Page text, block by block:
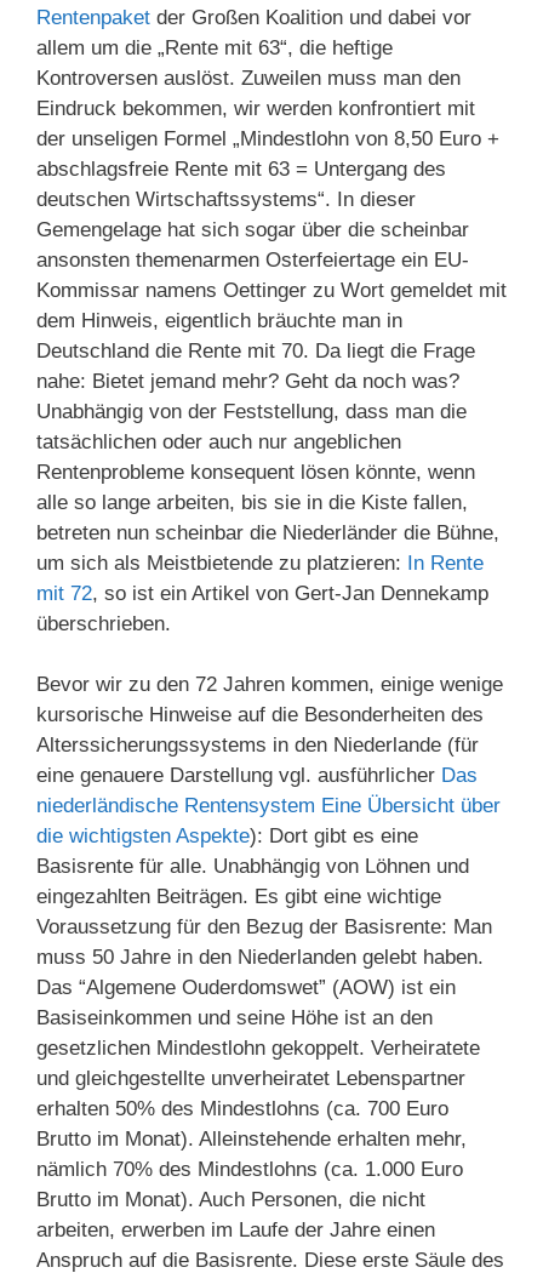
Rentenpaket der Großen Koalition und dabei vor
allem um die „Rente mit 63“, die heftige
Kontroversen auslöst. Zuweilen muss man den
Eindruck bekommen, wir werden konfrontiert mit
der unseligen Formel „Mindestlohn von 8,50 Euro +
abschlagsfreie Rente mit 63 = Untergang des
deutschen Wirtschaftssystems“. In dieser
Gemengelage hat sich sogar über die scheinbar
ansonsten themenarmen Osterfeiertage ein EU-
Kommissar namens Oettinger zu Wort gemeldet mit
dem Hinweis, eigentlich bräuchte man in
Deutschland die Rente mit 70. Da liegt die Frage
nahe: Bietet jemand mehr? Geht da noch was?
Unabhängig von der Feststellung, dass man die
tatsächlichen oder auch nur angeblichen
Rentenprobleme konsequent lösen könnte, wenn
alle so lange arbeiten, bis sie in die Kiste fallen,
betreten nun scheinbar die Niederländer die Bühne,
um sich als Meistbietende zu platzieren: In Rente
mit 72, so ist ein Artikel von Gert-Jan Dennekamp
überschrieben.
Bevor wir zu den 72 Jahren kommen, einige wenige
kursorische Hinweise auf die Besonderheiten des
Alterssicherungssystems in den Niederlande (für
eine genauere Darstellung vgl. ausführlicher Das
niederländische Rentensystem Eine Übersicht über
die wichtigsten Aspekte): Dort gibt es eine
Basisrente für alle. Unabhängig von Löhnen und
eingezahlten Beiträgen. Es gibt eine wichtige
Voraussetzung für den Bezug der Basisrente: Man
muss 50 Jahre in den Niederlanden gelebt haben.
Das “Algemene Ouderdomswet” (AOW) ist ein
Basiseinkommen und seine Höhe ist an den
gesetzlichen Mindestlohn gekoppelt. Verheiratete
und gleichgestellte unverheiratet Lebenspartner
erhalten 50% des Mindestlohns (ca. 700 Euro
Brutto im Monat). Alleinstehende erhalten mehr,
nämlich 70% des Mindestlohns (ca. 1.000 Euro
Brutto im Monat). Auch Personen, die nicht
arbeiten, erwerben im Laufe der Jahre einen
Anspruch auf die Basisrente. Diese erste Säule des